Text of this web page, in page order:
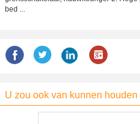
bed ...
U zou ook van kunnen houden